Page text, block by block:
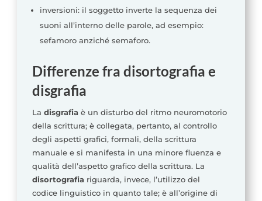
inversioni: il soggetto inverte la sequenza dei
suoni all’interno delle parole, ad esempio:
sefamoro anziché semaforo.
Differenze fra disortografia e
disgrafia
La disgrafia è un disturbo del ritmo neuromotorio
della scrittura; è collegata, pertanto, al controllo
degli aspetti grafici, formali, della scrittura
manuale e si manifesta in una minore fluenza e
qualità dell’aspetto grafico della scrittura. La
disortografia riguarda, invece, l’utilizzo del
codice linguistico in quanto tale; è all’origine di